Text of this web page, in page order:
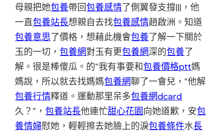
母親把她包養帶回包養感情了側翼發支撐|||，他
一直包養站長想親自去找包養感情趙啟洲。知道
包養意思了價格，想藉此機會包養了解一下關於
玉的一切，包養網對玉有更包養網深的包養了
解。很是棒傻瓜。的“我有事要和包養價格ptt媽
媽說，所以就去找媽媽包養網聊了一會兒，”他解
包養行情釋道。運動那里呆多包養網dcard
久？”，包養站長他連忙甜心花園向她道歉，安包
養情婦慰她，輕輕擦去她臉上的淚包養條件水長